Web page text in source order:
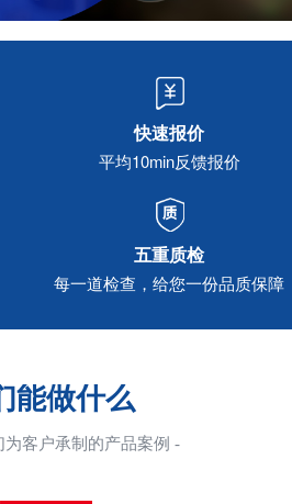
快速报价
平均10min反馈报价
五重质检
每一道检查，给您一份品质保障
能做什么
为客户承制的产品案例 -